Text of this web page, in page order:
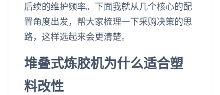
后续的维护频率。下面我就从几个核心的配
置角度出发，帮大家梳理一下采购决策的思
路，这样选起来会更清楚。
堆叠式炼胶机为什么适合塑
料改性